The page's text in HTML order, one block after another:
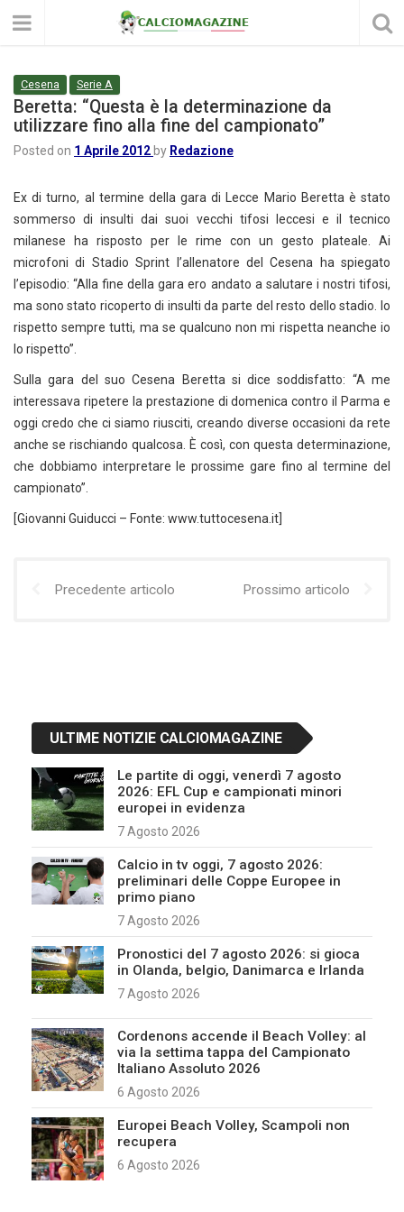
Cesena Serie A
Beretta: “Questa è la determinazione da
utilizzare fino alla fine del campionato”
Posted on 1 Aprile 2012 by Redazione
Ex di turno, al termine della gara di Lecce Mario Beretta è stato
sommerso di insulti dai suoi vecchi tifosi leccesi e il tecnico
milanese ha risposto per le rime con un gesto plateale. Ai
microfoni di Stadio Sprint l’allenatore del Cesena ha spiegato
l’episodio: “Alla fine della gara ero andato a salutare i nostri tifosi,
ma sono stato ricoperto di insulti da parte del resto dello stadio. Io
rispetto sempre tutti, ma se qualcuno non mi rispetta neanche io
lo rispetto”.
Sulla gara del suo Cesena Beretta si dice soddisfatto: “A me
interessava ripetere la prestazione di domenica contro il Parma e
oggi credo che ci siamo riusciti, creando diverse occasioni da rete
anche se rischiando qualcosa. È così, con questa determinazione,
che dobbiamo interpretare le prossime gare fino al termine del
campionato”.
[Giovanni Guiducci – Fonte: www.tuttocesena.it]
Precedente articolo Prossimo articolo
ULTIME NOTIZIE CALCIOMAGAZINE
Le partite di oggi, venerdì 7 agosto
2026: EFL Cup e campionati minori
europei in evidenza
7 Agosto 2026
Calcio in tv oggi, 7 agosto 2026:
preliminari delle Coppe Europee in
primo piano
7 Agosto 2026
Pronostici del 7 agosto 2026: si gioca
in Olanda, belgio, Danimarca e Irlanda
7 Agosto 2026
Cordenons accende il Beach Volley: al
via la settima tappa del Campionato
Italiano Assoluto 2026
6 Agosto 2026
Europei Beach Volley, Scampoli non
recupera
6 Agosto 2026